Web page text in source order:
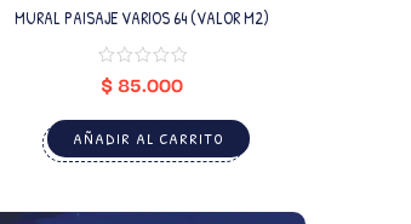
MURAL PAISAJE VARIOS 64 (VALOR M2)
$85.000
AÑADIR AL CARRITO